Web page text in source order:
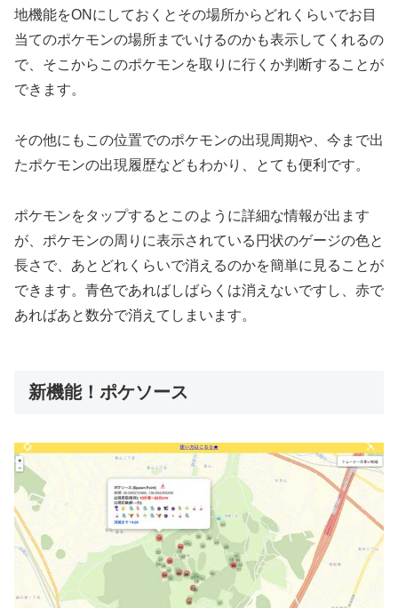
地機能をONにしておくとその場所からどれくらいでお目
当てのポケモンの場所までいけるのかも表示してくれるの
で、そこからこのポケモンを取りに行くか判断することが
できます。
その他にもこの位置でのポケモンの出現周期や、今まで出
たポケモンの出現履歴などもわかり、とても便利です。
ポケモンをタップするとこのように詳細な情報が出ます
が、ポケモンの周りに表示されている円状のゲージの色と
長さで、あとどれくらいで消えるのかを簡単に見ることが
できます。青色であればしばらくは消えないですし、赤で
あればあと数分で消えてしまいます。
新機能！ポケソース